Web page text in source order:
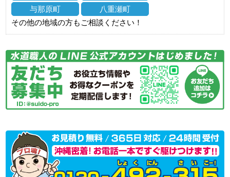
与那原町
八重瀬町
その他の地域の方もご相談ください！